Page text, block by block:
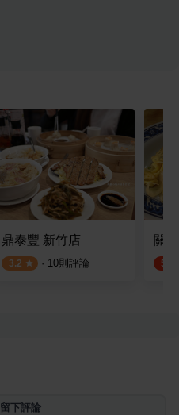
鼎泰豐 新竹店
3.2 · 10則評論
關
5.0
留下評論